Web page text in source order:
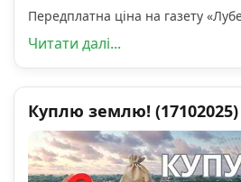
Передплатна ціна на газету
Читати далі...
Куплю землю! (17102025)